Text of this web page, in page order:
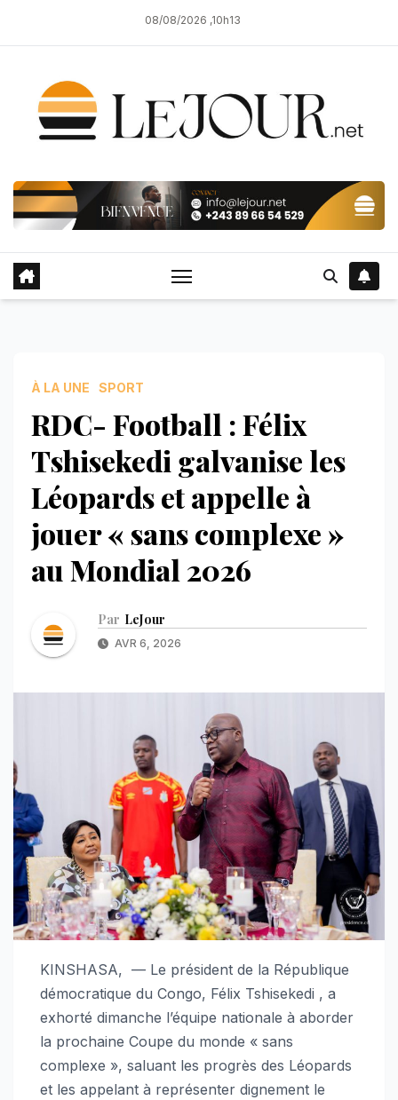
08/08/2026 ,10h13
À LA UNE SPORT
RDC- Football : Félix
Tshisekedi galvanise les
Léopards et appelle à
jouer « sans complexe »
au Mondial 2026
Par LeJour
AVR 6, 2026
KINSHASA, — Le président de la République
démocratique du Congo, Félix Tshisekedi , a
exhorté dimanche l’équipe nationale à aborder
la prochaine Coupe du monde « sans
complexe », saluant les progrès des Léopards
et les appelant à représenter dignement le